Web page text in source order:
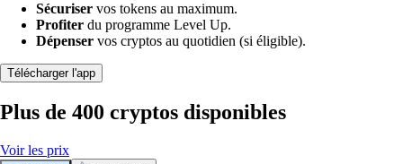
Sécuriser vos tokens au maximum.
Profiter du programme Level Up.
Dépenser vos cryptos au quotidien (si éligible).
Télécharger l'app
Plus de 400 cryptos disponibles
Voir les prix